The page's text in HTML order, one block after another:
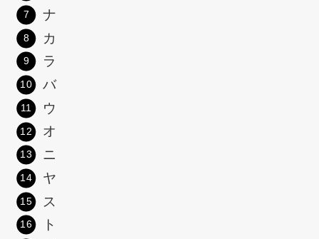
ナ
カ
ラ
バ
ウ
オ
ニ
ヤ
ス
ト